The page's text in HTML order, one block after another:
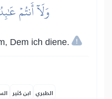
وَلَآ أَنتُمۡ
Dem ich diene.
ابن كثير الطبري